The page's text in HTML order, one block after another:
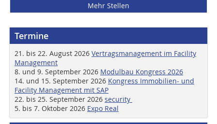
Mehr Stellen
Termine
21. bis 22. August 2026 Vertragsmanagement im Facility
Management
8. und 9. September 2026 Modulbau Kongress 2026
14. und 15. September 2026 Kongress Immobilien- und
Facility Management mit SAP
22. bis 25. September 2026 security
5. bis 7. Oktober 2026 Expo Real